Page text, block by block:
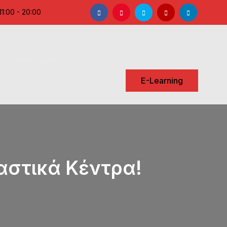
- 20:00 FacebookInstagramTwitter YouTubeLinkedIn
E-Learning
Κέντρα!